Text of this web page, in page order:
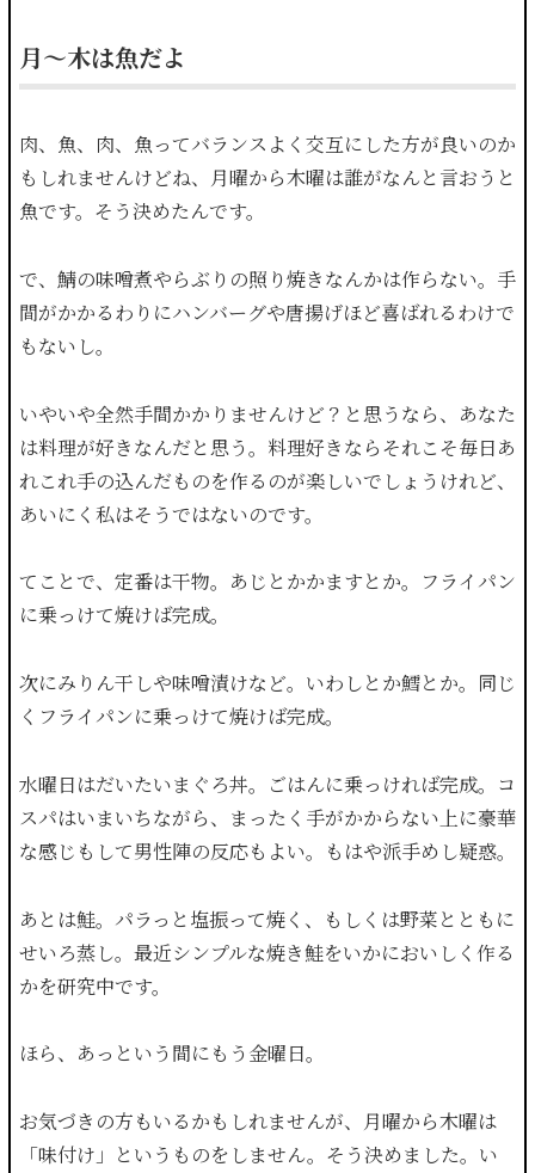
月〜木は魚だよ
肉、魚、肉、魚ってバランスよく交互にした方が良いのか
もしれませんけどね、月曜から木曜は誰がなんと言おうと
魚です。そう決めたんです。
で、鯖の味噌煮やらぶりの照り焼きなんかは作らない。手
間がかかるわりにハンバーグや唐揚げほど喜ばれるわけで
もないし。
いやいや全然手間かかりませんけど？と思うなら、あなた
は料理が好きなんだと思う。料理好きならそれこそ毎日あ
れこれ手の込んだものを作るのが楽しいでしょうけれど、
あいにく私はそうではないのです。
てことで、定番は干物。あじとかかますとか。フライパン
に乗っけて焼けば完成。
次にみりん干しや味噌漬けなど。いわしとか鱈とか。同じ
くフライパンに乗っけて焼けば完成。
水曜日はだいたいまぐろ丼。ごはんに乗っければ完成。コ
スパはいまいちながら、まったく手がかからない上に豪華
な感じもして男性陣の反応もよい。もはや派手めし疑惑。
あとは鮭。パラっと塩振って焼く、もしくは野菜とともに
せいろ蒸し。最近シンプルな焼き鮭をいかにおいしく作る
かを研究中です。
ほら、あっという間にもう金曜日。
お気づきの方もいるかもしれませんが、月曜から木曜は
「味付け」というものをしません。そう決めました。い